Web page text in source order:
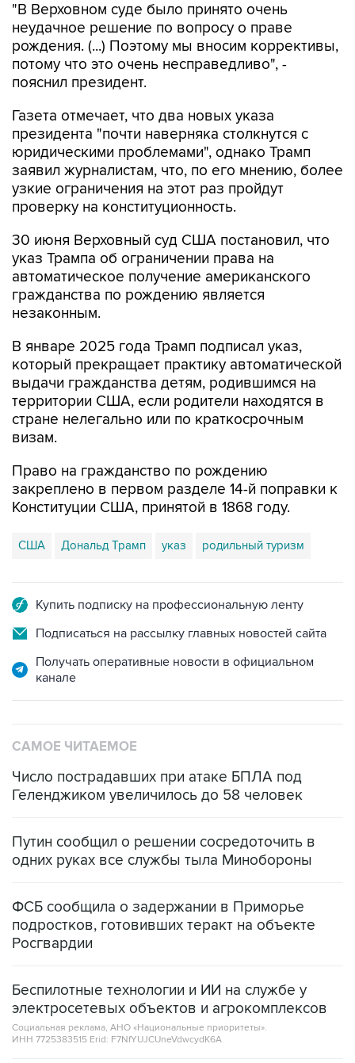
"В Верховном суде было принято очень
неудачное решение по вопросу о праве
рождения. (...) Поэтому мы вносим коррективы,
потому что это очень несправедливо", -
пояснил президент.
Газета отмечает, что два новых указа
президента "почти наверняка столкнутся с
юридическими проблемами", однако Трамп
заявил журналистам, что, по его мнению, более
узкие ограничения на этот раз пройдут
проверку на конституционность.
30 июня Верховный суд США постановил, что
указ Трампа об ограничении права на
автоматическое получение американского
гражданства по рождению является
незаконным.
В январе 2025 года Трамп подписал указ,
который прекращает практику автоматической
выдачи гражданства детям, родившимся на
территории США, если родители находятся в
стране нелегально или по краткосрочным
визам.
Право на гражданство по рождению
закреплено в первом разделе 14-й поправки к
Конституции США, принятой в 1868 году.
США Дональд Трамп указ родильный туризм
Купить подписку на профессиональную ленту
Подписаться на рассылку главных новостей сайта
Получать оперативные новости в официальном
канале
САМОЕ ЧИТАЕМОЕ
Число пострадавших при атаке БПЛА под
Геленджиком увеличилось до 58 человек
Путин сообщил о решении сосредоточить в
одних руках все службы тыла Минобороны
ФСБ сообщила о задержании в Приморье
подростков, готовивших теракт на объекте
Росгвардии
Беспилотные технологии и ИИ на службе у
электросетевых объектов и агрокомплексов
Социальная реклама, АНО «Национальные приоритеты».
ИНН 7725383515 Erid: F7NfYUJCUneVdwcydK6A